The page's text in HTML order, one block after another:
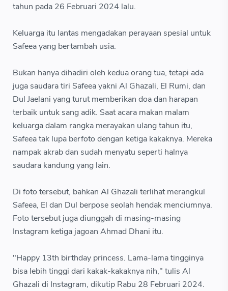
tahun pada 26 Februari 2024 lalu.
Keluarga itu lantas mengadakan perayaan spesial untuk
Safeea yang bertambah usia.
Bukan hanya dihadiri oleh kedua orang tua, tetapi ada
juga saudara tiri Safeea yakni Al Ghazali, El Rumi, dan
Dul Jaelani yang turut memberikan doa dan harapan
terbaik untuk sang adik. Saat acara makan malam
keluarga dalam rangka merayakan ulang tahun itu,
Safeea tak lupa berfoto dengan ketiga kakaknya. Mereka
nampak akrab dan sudah menyatu seperti halnya
saudara kandung yang lain.
Di foto tersebut, bahkan Al Ghazali terlihat merangkul
Safeea, El dan Dul berpose seolah hendak menciumnya.
Foto tersebut juga diunggah di masing-masing
Instagram ketiga jagoan Ahmad Dhani itu.
"Happy 13th birthday princess. Lama-lama tingginya
bisa lebih tinggi dari kakak-kakaknya nih," tulis Al
Ghazali di Instagram, dikutip Rabu 28 Februari 2024.